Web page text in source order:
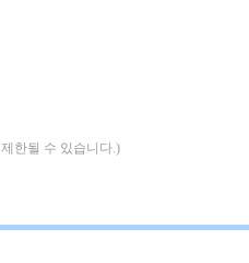
한될 수 있습니다.)